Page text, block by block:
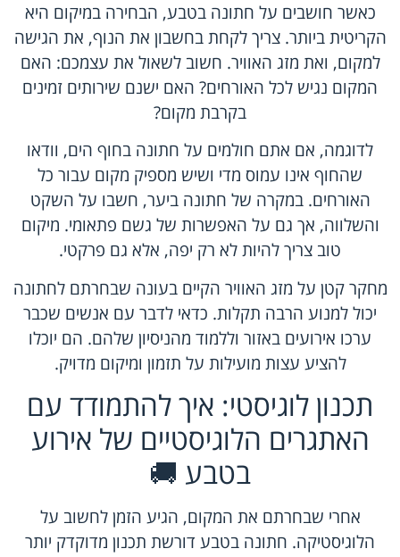
כאשר חושבים על חתונה בטבע, הבחירה במיקום היא
הקריטית ביותר. צריך לקחת בחשבון את הנוף, את הגישה
למקום, ואת מזג האוויר. חשוב לשאול את עצמכם: האם
המקום נגיש לכל האורחים? האם ישנם שירותים זמינים
בקרבת מקום?
לדוגמה, אם אתם חולמים על חתונה בחוף הים, וודאו
שהחוף אינו עמוס מדי ושיש מספיק מקום עבור כל
האורחים. במקרה של חתונה ביער, חשבו על השקט
והשלווה, אך גם על האפשרות של גשם פתאומי. מיקום
טוב צריך להיות לא רק יפה, אלא גם פרקטי.
מחקר קטן על מזג האוויר הקיים בעונה שבחרתם לחתונה
יכול למנוע הרבה תקלות. כדאי לדבר עם אנשים שכבר
ערכו אירועים באזור וללמוד מהניסיון שלהם. הם יוכלו
להציע עצות מועילות על תזמון ומיקום מדויק.
תכנון לוגיסטי: איך להתמודד עם
האתגרים הלוגיסטיים של אירוע
בטבע 🚚
אחרי שבחרתם את המקום, הגיע הזמן לחשוב על
הלוגיסטיקה. חתונה בטבע דורשת תכנון מדוקדק יותר